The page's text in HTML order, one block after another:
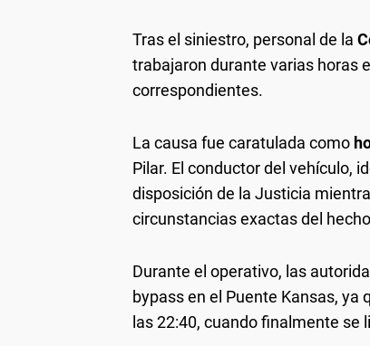
Tras el siniestro, personal de la
trabajaron durante varias horas
correspondientes.
La causa fue caratulada como
Pilar. El conductor del vehículo,
disposición de la Justicia
circunstancias exactas del
Durante el operativo, las
bypass en el Puente Kansas,
las 22:40, cuando finalmente